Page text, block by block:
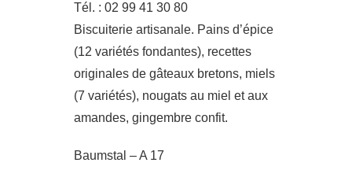
Tél. : 02 99 41 30 80
Biscuiterie artisanale. Pains d’épice
(12 variétés fondantes), recettes
originales de gâteaux bretons, miels
(7 variétés), nougats au miel et aux
amandes, gingembre confit.
Baumstal – A 17